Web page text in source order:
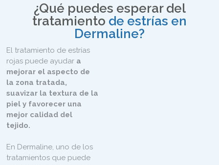
¿Qué puedes esperar del
tratamiento de estrías en
Dermaline?
El tratamiento de estrías
rojas puede ayudar a
mejorar el aspecto de
la zona tratada,
suavizar la textura de la
piel y favorecer una
mejor calidad del
tejido.
En Dermaline, uno de los
tratamientos que puede